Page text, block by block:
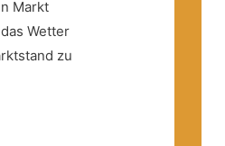
Markt
Wetter
zu